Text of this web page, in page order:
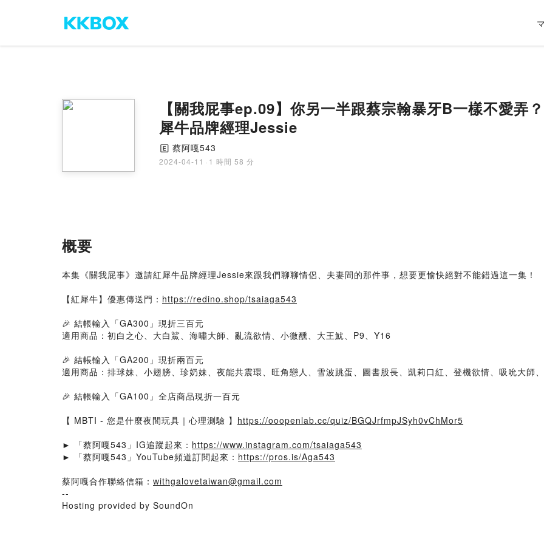
【關我屁事ep.09】你另一半跟蔡宗翰暴牙B一樣不愛弄
犀牛品牌經理Jessie
🄴 蔡阿嘎543
2024-04-11 · 1 時間 58 分
概要
本集《關我屁事》邀請紅犀牛品牌經理Jessie來跟我們聊聊情侶、夫妻間的那件事，想要更愉快絕對不能錯過這一集！
【紅犀牛】優惠傳送門： https://redino.shop/tsaiaga543
🎉 結帳輸入「GA300」現折三百元
適用商品：初白之心、大白鯊、海嘯大師、亂流欲情、小微醺、大王魷、P9、Y16
🎉 結帳輸入「GA200」現折兩百元
適用商品：排球妹、小翅膀、珍奶妹、夜能共震環、旺角戀人、雪波跳蛋、圖書股長、凱莉口紅、登機欲情、吸吮大師
🎉 結帳輸入「GA100」全店商品現折一百元
【 MBTI - 您是什麼夜間玩具｜心理測驗 】 https://ooopenlab.cc/quiz/BGQJrfmpJSyh0vChMor5
► 「蔡阿嘎543」IG追蹤起來： https://www.instagram.com/tsaiaga543
► 「蔡阿嘎543」YouTube頻道訂閱起來： https://pros.is/Aga543
蔡阿嘎合作聯絡信箱： withgalovetaiwan@gmail.com
--
Hosting provided by SoundOn